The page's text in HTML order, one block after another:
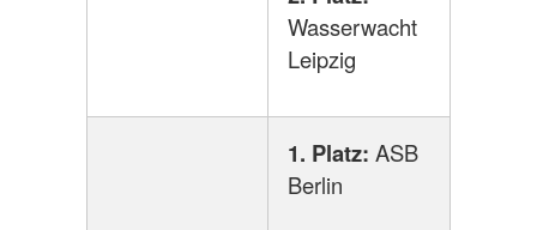
Wasserwacht
Leipzig
1. Platz: ASB
Berlin